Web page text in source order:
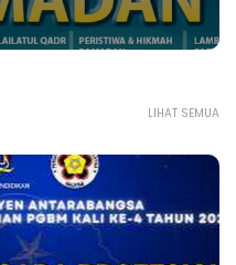
LIHAT SEMUA